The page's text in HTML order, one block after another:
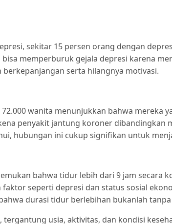
sekitar 15 persen orang dengan
memperburuk gejala depresi karena
serta hilangnya motivasi.
wanita menunjukkan bahwa mereka
penyakit jantung koroner dibandingkan
hubungan ini cukup signifikan untuk
bahwa tidur lebih dari 9 jam secara
seperti depresi dan status sosial
durasi tidur berlebihan bukanlah
usia, aktivitas, dan kondisi